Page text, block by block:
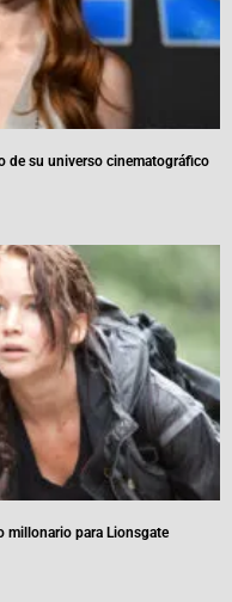
de su universo cinematográfico
millonario para Lionsgate